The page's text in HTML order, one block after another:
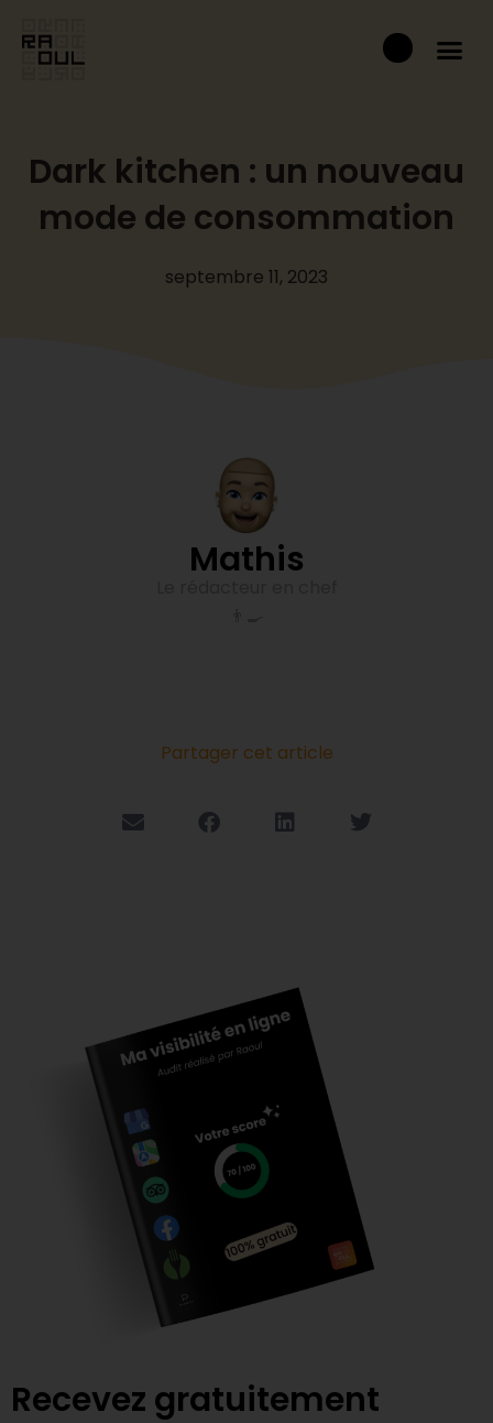
contenu
Panier
Dark kitchen : un nouveau
mode de consommation
septembre 11, 2023
Mathis
Partager cet article
Recevez gratuitement